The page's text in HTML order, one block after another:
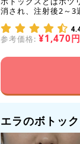
消され、注射後2～3
参考価格: ¥1,470
エラのボトッ